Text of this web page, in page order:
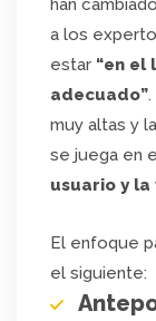
han
a los
estar “en el
adecuado”
muy altas y la
se juega en
usuario y
El enfoque
el siguiente: